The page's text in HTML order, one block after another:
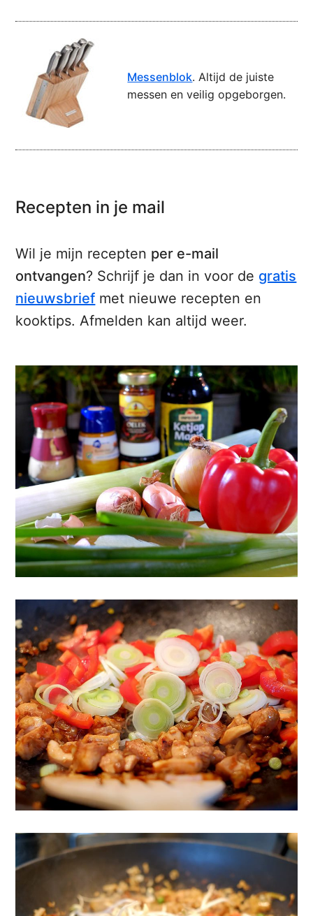
Messenblok. Altijd de juiste
messen en veilig opgeborgen.
Recepten in je mail
Wil je mijn recepten per e-mail
ontvangen? Schrijf je dan in voor de gratis
nieuwsbrief met nieuwe recepten en
kooktips. Afmelden kan altijd weer.